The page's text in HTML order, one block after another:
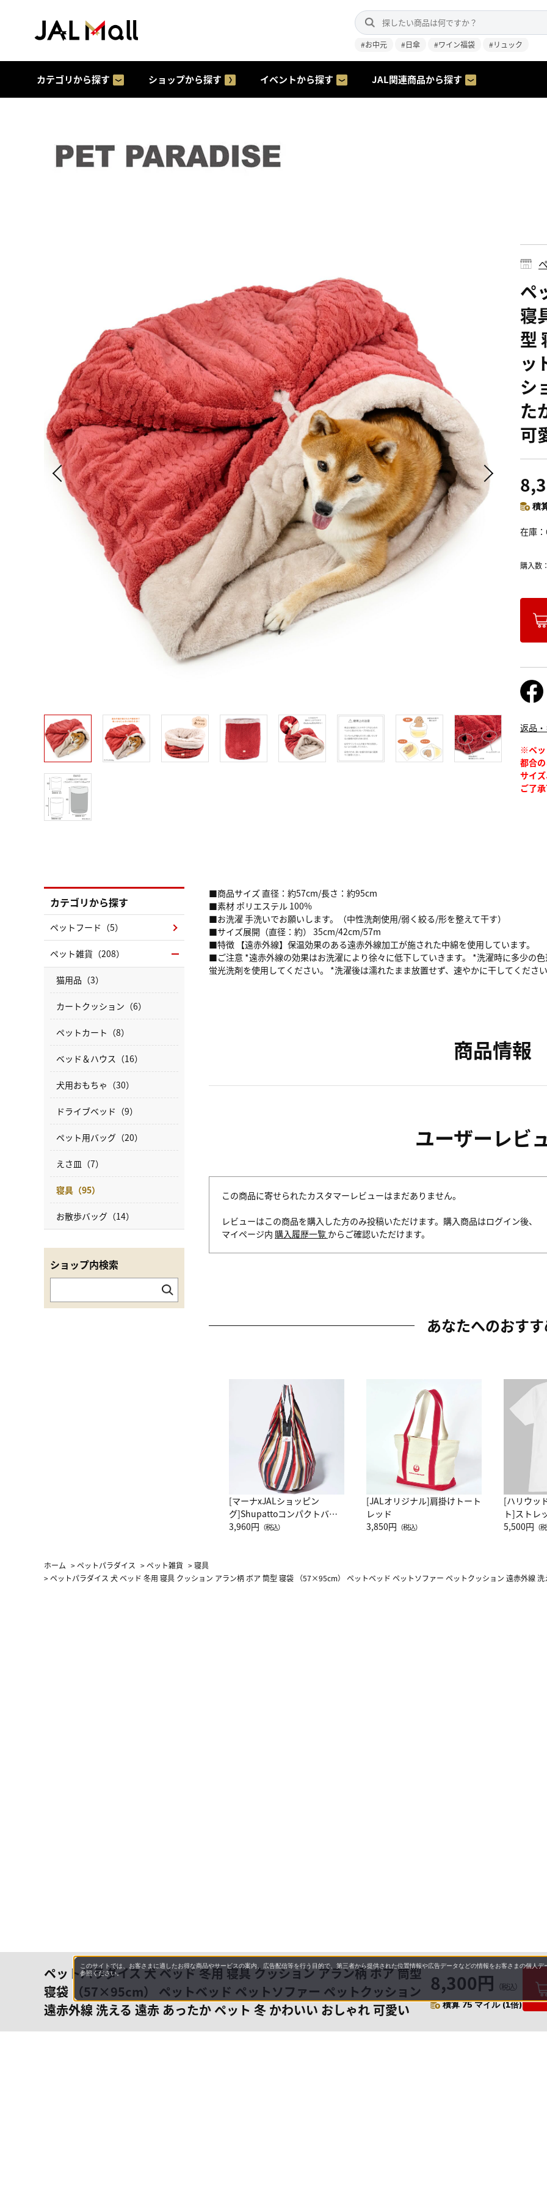
#お中元 #日傘 #ワイン福袋 #リュック
カテゴリから探す ショップから探す イベントから探す JAL関連商品から探す
ペ
寝
型
ッ
シ
た
可
積
在庫
購入数
ペットパラダイス 犬 ベッド 冬用 寝具 クッション アラン柄 ボア 筒型
寝袋 （57×95cm） ペットベッド ペットソファー ペットクッション
遠赤外線 洗える 遠赤 あったか ペット 冬 かわいい おしゃれ 可愛い
8,300円 （税込）
積算 75 マイル (1倍)
返品
※ペッ
都合
サイ
ご了
■商品サイズ 直径：約57cm/長さ：約95cm
■素材 ポリエステル 100%
■お洗濯 手洗いでお願いします。（中性洗剤使用/弱く絞る/形を整えて干す）
■サイズ展開（直径：約） 35cm/42cm/57m
■特徴 【遠赤外線】保温効果のある遠赤外線加工が施された中綿を使用しています。
■ご注意 *遠赤外線の効果はお洗濯により徐々に低下していきます。 *洗濯時に多少の
蛍光洗剤を使用してください。 *洗濯後は濡れたまま放置せず、速やかに干してください
商品情報
ユーザーレビ
この商品に寄せられたカスタマーレビューはまだありません。
レビューはこの商品を購入した方のみ投稿いただけます。購入商品はログイン後、
マイページ内 購入履歴一覧 からご確認いただけます。
あなたへのおす
[マーナxJALショッピン
グ]Shupattoコンパクトバッ
グ Drop JAL客室乗務員
3,960円 （税込）
[JALオリジナル]肩掛けトート
レッド
3,850円 （税込）
[ハリウッ
ト]ストレ
ーネック
5,500円 （
カテゴリから探す
ペットフード（5）
ペット雑貨（208）
猫用品（3）
カートクッション（6）
ペットカート（8）
ベッド＆ハウス（16）
犬用おもちゃ（30）
ドライブベッド（9）
ペット用バッグ（20）
えさ皿（7）
寝具（95）
お散歩バッグ（14）
ショップ内検索
ホーム >ペットパラダイス >ペット雑貨 >寝具
>ペットパラダイス 犬 ベッド 冬用 寝具 クッション アラン柄 ボア 筒型 寝袋 （57×95cm） ペットベッド ペットソファー ペットクッション 遠赤外線
このサイトでは、お客さまに適したお得な商品やサービスの案内、広告配信等を行う目的で、第三者から提供された位置情報や広告データなどの情報をお客さまの個人
参照ください。